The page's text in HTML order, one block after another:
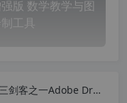
版 数学教学与图
工具
网页三剑客之一Adobe Dreamweaver CS6 经典中文版最后支持xp版本